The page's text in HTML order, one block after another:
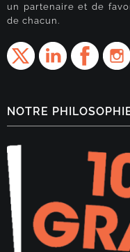
un partenaire et de
de chacun.
NOTRE